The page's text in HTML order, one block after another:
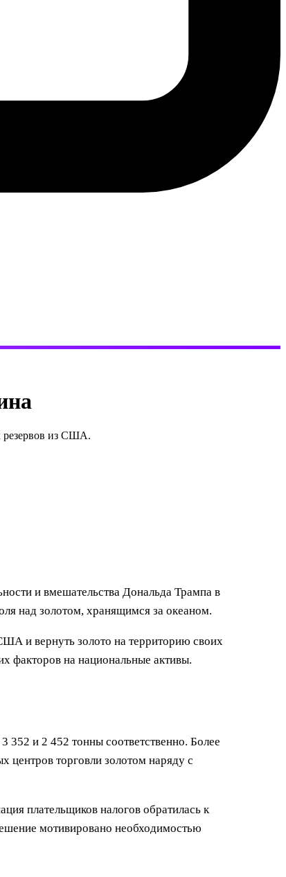
резервов из США.
и вмешательства Дональда Трампа в
над золотом, хранящимся за океаном.
и вернуть золото на территорию своих
факторов на национальные активы.
и 2 452 тонны соответственно. Более
торговли золотом наряду с
плательщиков налогов обратилась к
мотивировано необходимостью